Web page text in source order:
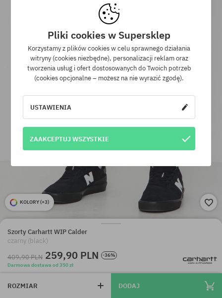
KOLORY (+3)
Szorty Carhartt WIP Calder
czarny (black)
409,90 PLN 259,90 PLN
-36%
Darmowa dostawa od 350 zł
ROZMIAR DODAJ
Pliki cookies w Supersklep
Korzystamy z plików cookies w celu sprawnego działania
witryny (cookies niezbędne), personalizacji reklam oraz
tworzenia usług i ofert dostosowanych do Twoich potrzeb
(cookies opcjonalne – możesz na nie wyrazić zgodę).
USTAWIENIA
ZAAKCEPTUJ WSZYSTKIE